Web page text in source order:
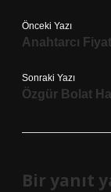
Önceki Yazı
Anahtarcı
Sonraki Yazı
Özgür Bolat
Bir yanıt